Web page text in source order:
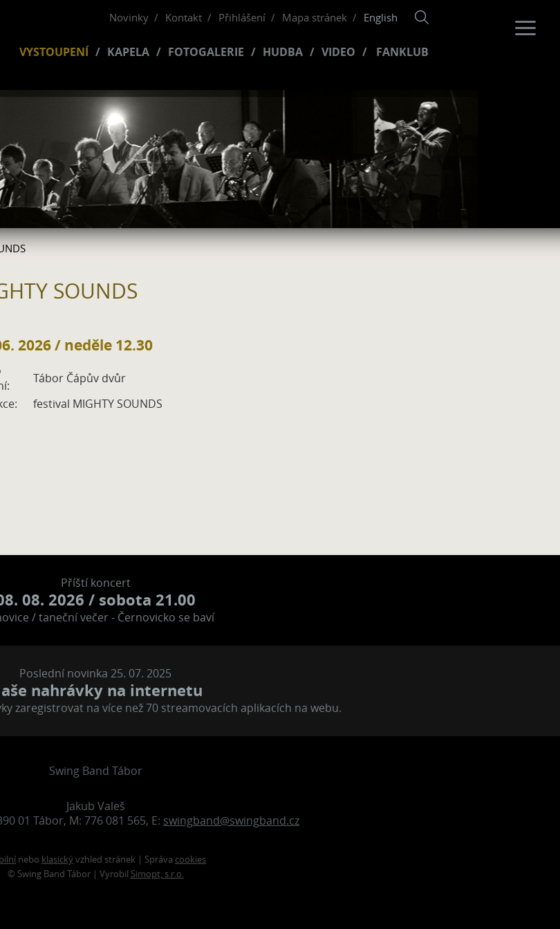
Novinky Kontakt Přihlášení Mapa stránek English
VYSTOUPENÍ KAPELA FOTOGALERIE HUDBA VIDEO FANKLUB
SOUNDS
2026/ neděle 12.30
Tábor Čápův dvůr
festival MIGHTY SOUNDS
Příští koncert
08. 2026 / sobota 21.00
/ taneční večer - Černovicko se baví
Poslední novinka 25. 07. 2025
nahrávky na internetu
zaregistrovat na více než 70 streamovacích aplikacích na webu.
Swing Band Tábor
Jakub Valeš
01 Tábor, M: 776 081 565, E: swingband@swingband.cz
nebo klasickývzhled stránek | Správa cookies
© Swing Band Tábor | Vyrobil Simopt, s.r.o.